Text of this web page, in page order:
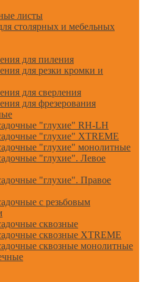
листы
столярных и мебельных
для пиления
для резки кромки и
для сверления
для фрезерования
"глухие" RH-LH
"глухие" XTREME
"глухие" монолитные
"глухие". Левое
"глухие". Правое
с резьбовым
сквозные
сквозные XTREME
сквозные монолитные